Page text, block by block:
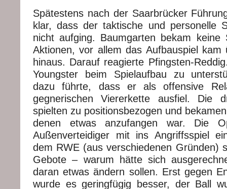
Spätestens nach der Saarbrücker
klar, dass der taktische und personelle
nicht aufging. Baumgarten bekam keine
Aktionen, vor allem das Aufbauspiel kam
hinaus. Darauf reagierte Pfingsten-
Youngster beim Spielaufbau zu
dazu führte, dass er als offensive
gegnerischen Viererkette ausfiel. Die
spielten zu positionsbezogen und
denen etwas anzufangen war. Die
Außenverteidiger mit ins Angriffsspiel
dem RWE (aus verschiedenen Gründen)
Gebote – warum hätte sich
daran etwas ändern sollen. Erst gegen
wurde es geringfügig besser, der Ball